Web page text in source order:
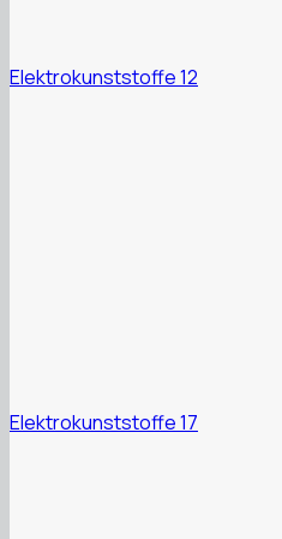
Elektrokunststoffe 12
Elektrokunststoffe 17